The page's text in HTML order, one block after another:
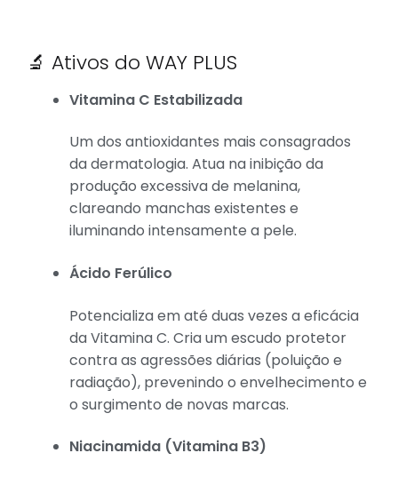
🔬 Ativos do WAY PLUS
Vitamina C Estabilizada
Um dos antioxidantes mais consagrados
da dermatologia. Atua na inibição da
produção excessiva de melanina,
clareando manchas existentes e
iluminando intensamente a pele.
Ácido Ferúlico
Potencializa em até duas vezes a eficácia
da Vitamina C. Cria um escudo protetor
contra as agressões diárias (poluição e
radiação), prevenindo o envelhecimento e
o surgimento de novas marcas.
Niacinamida (Vitamina B3)